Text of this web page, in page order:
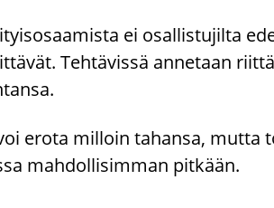
ei osal­lis­tu­jil­ta
Teh­tä­vis­sä an­ne­taan
erota mil­loin ta­han­sa,
mah­dol­li­sim­man pit­kään.